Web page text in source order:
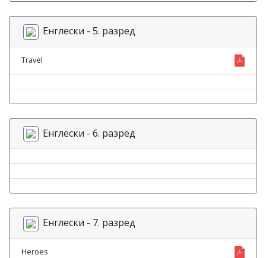
Енглески - 5. разред
Travel
Енглески - 6. разред
Енглески - 7. разред
Heroes